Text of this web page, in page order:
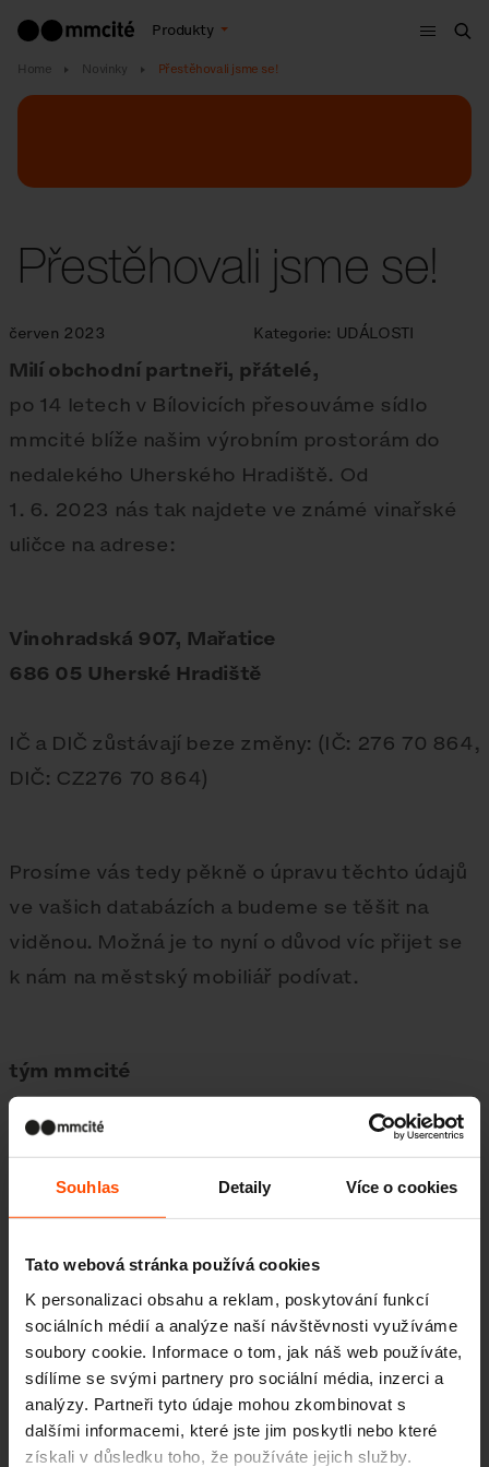
Souhlas Detaily Více o cookies
Tato webová stránka používá cookies
K personalizaci obsahu a reklam, poskytování funkcí
sociálních médií a analýze naší návštěvnosti využíváme
soubory cookie. Informace o tom, jak náš web používáte,
sdílíme se svými partnery pro sociální média, inzerci a
analýzy. Partneři tyto údaje mohou zkombinovat s
dalšími informacemi, které jste jim poskytli nebo které
získali v důsledku toho, že používáte jejich služby.
Produkty
Menu
Home Novinky Přestěhovali jsme se!
Přestěhovali jsme se!
červen 2023 Kategorie: UDÁLOSTI
Milí obchodní partneři, přátelé,
po 14 letech v Bílovicích přesouváme sídlo
mmcité blíže našim výrobním prostorám do
nedalekého Uherského Hradiště. Od
1. 6. 2023 nás tak najdete ve známé vinařské
uličce na adrese:
Vinohradská 907, Mařatice
686 05 Uherské Hradiště
IČ a DIČ zůstávají beze změny: (IČ: 276 70 864,
DIČ: CZ276 70 864)
Prosíme vás tedy pěkně o úpravu těchto údajů
ve vašich databázích a budeme se těšit na
viděnou. Možná je to nyní o důvod víc přijet se
k nám na městský mobiliář podívat.
tým mmcité
Galerie
Více novinek
3. 7.
Události
Studenti proměnili prostor
před školou